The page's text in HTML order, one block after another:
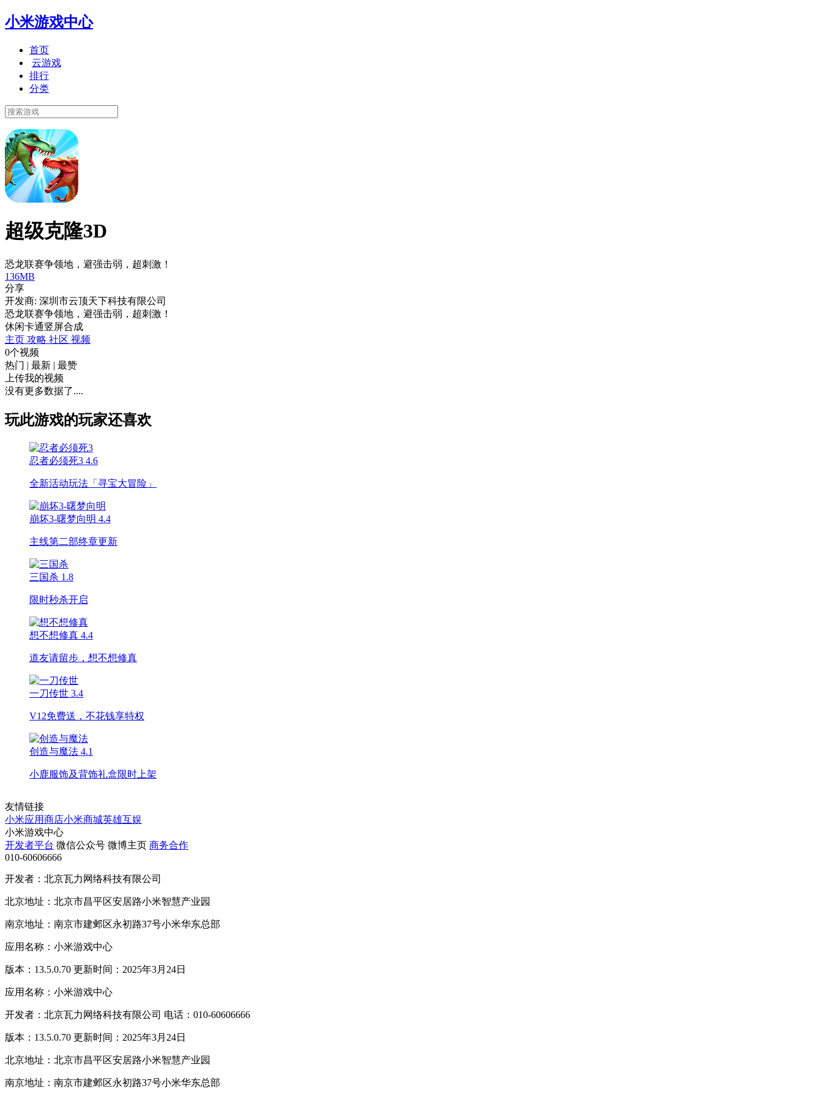
小米游戏中心
首页
云游戏
排行
分类
超级克隆3D
恐龙联赛争领地，避强击弱，超刺激！
136MB
分享
开发商: 深圳市云顶天下科技有限公司
恐龙联赛争领地，避强击弱，超刺激！
休闲卡通竖屏合成
主页 攻略 社区 视频
0个视频
热门 | 最新 | 最赞
上传我的视频
没有更多数据了....
玩此游戏的玩家还喜欢
忍者必须死3 4.6
全新活动玩法「寻宝大冒险」
崩坏3-曙梦向明 4.4
主线第二部终章更新
三国杀 1.8
限时秒杀开启
想不想修真 4.4
道友请留步，想不想修真
一刀传世 3.4
V12免费送，不花钱享特权
创造与魔法 4.1
小鹿服饰及背饰礼盒限时上架
友情链接
小米应用商店小米商城英雄互娱
小米游戏中心
开发者平台 微信公众号 微博主页 商务合作
010-60606666
开发者：北京瓦力网络科技有限公司
北京地址：北京市昌平区安居路小米智慧产业园
南京地址：南京市建邺区永初路37号小米华东总部
应用名称：小米游戏中心
版本：13.5.0.70 更新时间：2025年3月24日
应用名称：小米游戏中心
开发者：北京瓦力网络科技有限公司 电话：010-60606666
版本：13.5.0.70 更新时间：2025年3月24日
北京地址：北京市昌平区安居路小米智慧产业园
南京地址：南京市建邺区永初路37号小米华东总部